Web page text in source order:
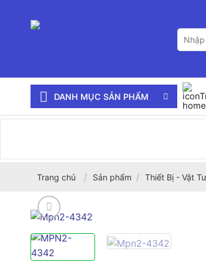
Tìm
kiếm:
DANH MỤC SẢN PHẨM
Trang chủ / Sản phẩm / Thiết Bị - Vật